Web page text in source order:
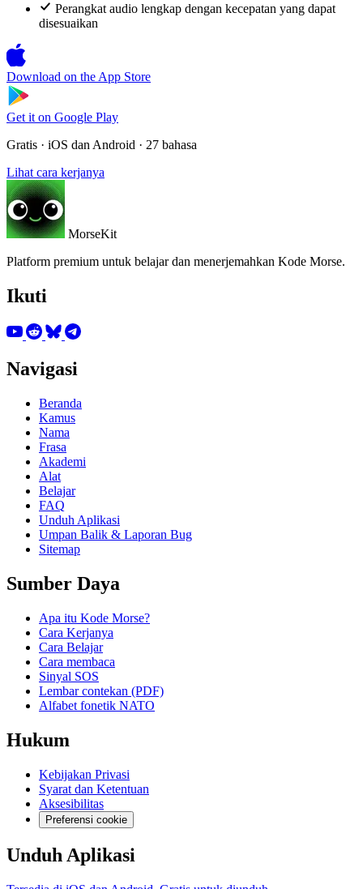
Perangkat audio lengkap dengan kecepatan yang dapat
disesuaikan
Download on the App Store
Get it on Google Play
Gratis · iOS dan Android · 27 bahasa
Lihat cara kerjanya
MorseKit
Platform premium untuk belajar dan menerjemahkan Kode Morse.
Ikuti
Navigasi
Beranda
Kamus
Nama
Frasa
Akademi
Alat
Belajar
FAQ
Unduh Aplikasi
Umpan Balik & Laporan Bug
Sitemap
Sumber Daya
Apa itu Kode Morse?
Cara Kerjanya
Cara Belajar
Cara membaca
Sinyal SOS
Lembar contekan (PDF)
Alfabet fonetik NATO
Hukum
Kebijakan Privasi
Syarat dan Ketentuan
Aksesibilitas
Preferensi cookie
Unduh Aplikasi